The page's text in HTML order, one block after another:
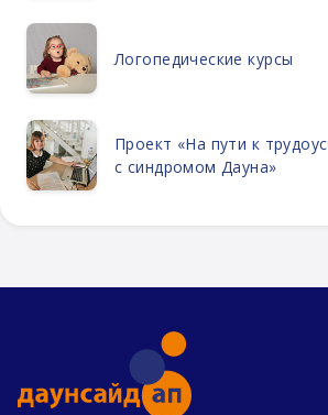
Логопедические курсы
Проект «На пути к
с синдромом Дауна»